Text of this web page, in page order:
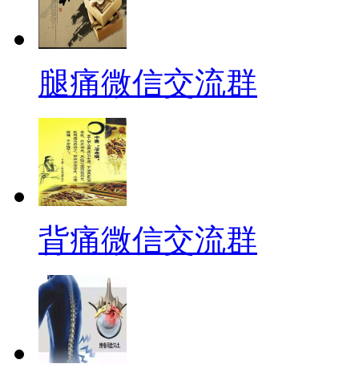
腿痛微信交流群
背痛微信交流群